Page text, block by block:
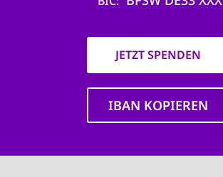
JETZT SPENDEN
IBAN KOPIEREN